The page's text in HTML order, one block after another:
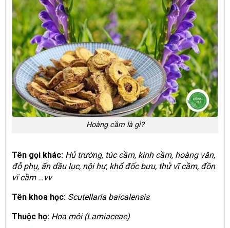
Hoàng cầm là gì?
Tên gọi khác: Hủ trường, túc cầm, kinh cầm, hoàng văn,
đỗ phụ, ấn dầu lục, nội hư, khổ đốc bưu, thử vĩ cầm, đồn
vĩ cầm …vv
Tên khoa học: Scutellaria baicalensis
Thuộc họ: Hoa môi (Lamiaceae)